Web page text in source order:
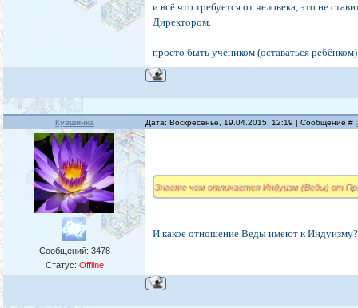
и всё что требуется от человека, это не
Директором.
просто быть учеником (оставаться ребёнком)
Кувшинка Дата: Воскресенье, 19.04.2015, 12:19 | Сообщение #
Сообщений: 3478
Статус: Offline
Знаете чем отличается Индуизм (Веды) от
И какое отношение Веды имеют к Индуизму?